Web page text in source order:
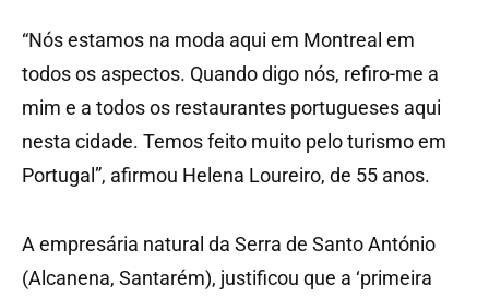
“Nós estamos na moda aqui em Montreal em
todos os aspectos. Quando digo nós, refiro-me a
mim e a todos os restaurantes portugueses aqui
nesta cidade. Temos feito muito pelo turismo em
Portugal”, afirmou Helena Loureiro, de 55 anos.
A empresária natural da Serra de Santo António
(Alcanena, Santarém), justificou que a ‘primeira